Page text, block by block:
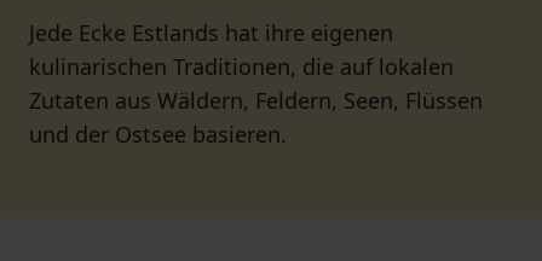
Jede Ecke Estlands hat ihre eigenen
kulinarischen Traditionen, die auf lokalen
Zutaten aus Wäldern, Feldern, Seen, Flüssen
und der Ostsee basieren.